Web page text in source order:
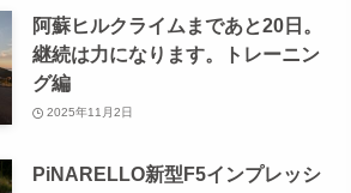
阿蘇ヒルクライムまであと20日。
継続は力になります。トレーニン
グ編
2025年11月2日
PiNARELLO新型F5インプレッシ